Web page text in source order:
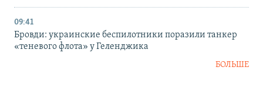
09:41
Бровди: украинские беспилотники поразили танкер
«теневого флота» у Геленджика
БОЛЬШЕ